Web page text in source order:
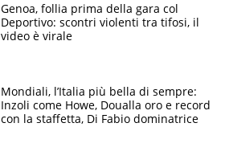
Genoa, follia prima della gara col
Deportivo: scontri violenti tra tifosi, il
video è virale
Mondiali, l’Italia più bella di sempre:
Inzoli come Howe, Doualla oro e record
con la staffetta, Di Fabio dominatrice